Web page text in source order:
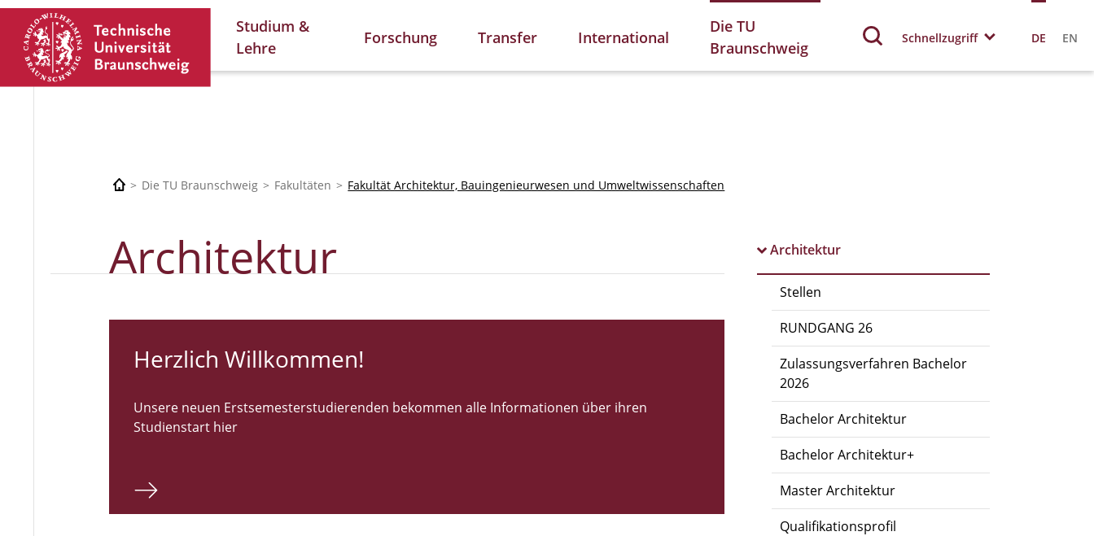
Studium &
Lehre
Forschung Transfer International
Die TU
Braunschweig
Schnellzugriff DE EN
Die TU Braunschweig Fakultäten Fakultät Architektur, Bauingenieurwesen und Umweltwissenschaften
Architektur
Stellen
RUNDGANG 26
Zulassungsverfahren Bachelor
2026
Bachelor Architektur
Bachelor Architektur+
Master Architektur
Qualifikationsprofil
Architektur
Herzlich Willkommen!
Unsere neuen Erstsemesterstudierenden bekommen alle Informationen über ihren
Studienstart hier